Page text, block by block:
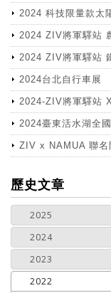
2024 科技限量款太
2024 ZIV將軍驛站
2024 ZIV將軍驛站
2024台北自行車展
2024-ZIV將軍驛站
2024臺東活水湖全
ZIV x NAMUA 聯名
more
歷史文章
2025
2024
2023
2022